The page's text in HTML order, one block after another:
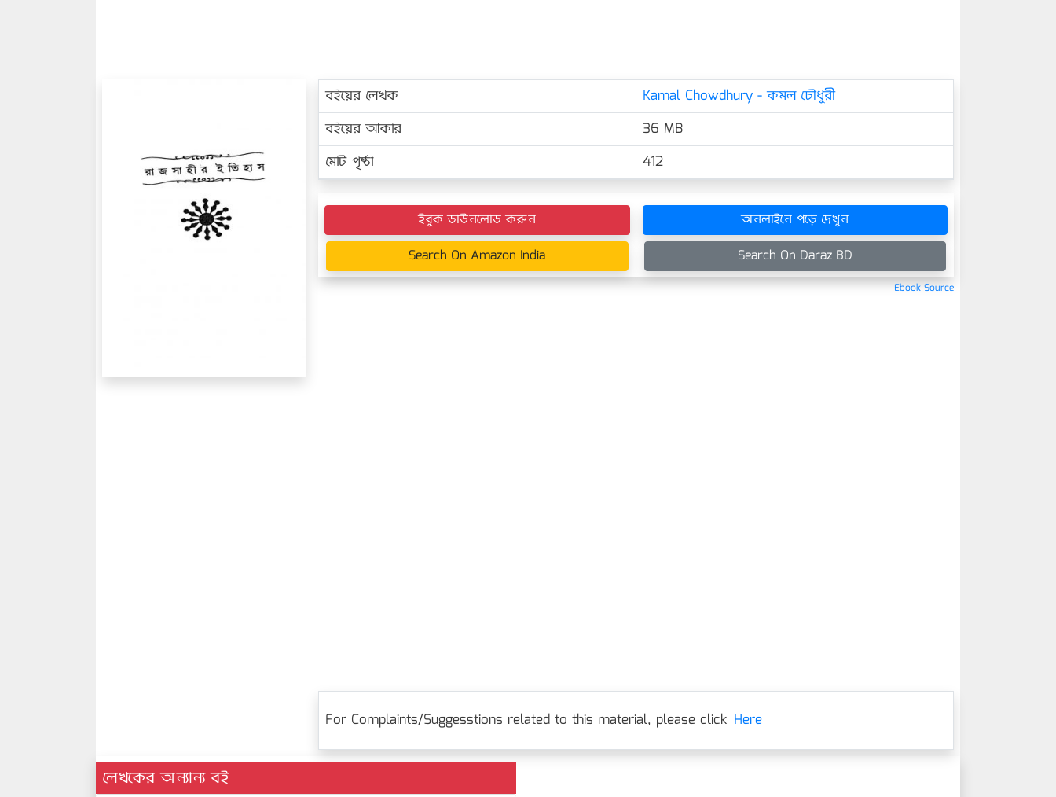
বইয়ের লেখক
Kamal Chowdhury - কমল চৌধুরী
বইয়ের আকার
36 MB
মোট পৃষ্ঠা
412
ইবুক ডাউনলোড করুন
অনলাইনে পড়ে দেখুন
Search On Amazon India
Search On Daraz BD
Ebook Source
For Complaints/Suggesstions related to this material, please click Here
লেখকের অন্যান্য বই